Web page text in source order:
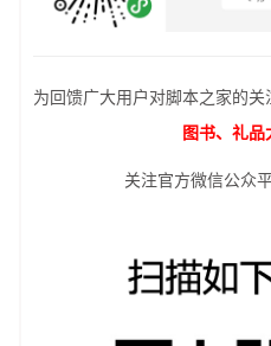
为回馈广大用户对脚本之家的
图书、礼品
关注官方微信公众